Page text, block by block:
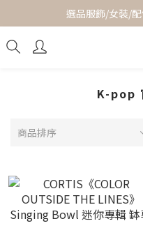
全館滿
選品服飾/女裝/配
K-pop
商品排序